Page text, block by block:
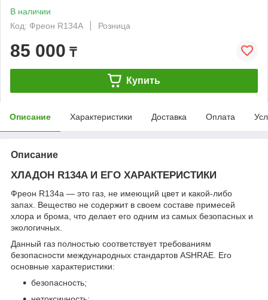
В наличии
Код: Фреон R134A
Розница
85 000 ₸
Купить
Описание Характеристики Доставка Оплата
Описание
ХЛАДОН R134A И ЕГО ХАРАКТЕРИСТИКИ
Фреон R134a — это газ, не имеющий цвет и какой-либо
запах. Вещество не содержит в своем составе примесей
хлора и брома, что делает его одним из самых безопасных и
экологичных.
Данный газ полностью соответствует требованиям
безопасности международных стандартов ASHRAE. Его
основные характеристики:
безопасность;